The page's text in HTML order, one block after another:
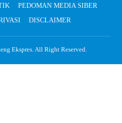
PEDOMAN MEDIA SIBER
DISCLAIMER
Ekspres. All Right Reserved.